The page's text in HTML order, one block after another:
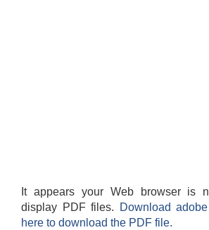
It appears your Web browser is
display PDF files.
Download
here to download the PDF file.